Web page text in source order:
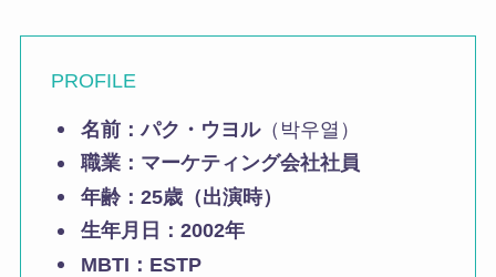
PROFILE
名前：パク・ウヨル（박우열）
職業：マーケティング会社社員
年齢： 25歳（出演時）
生年月日：2002年
MBTI：ESTP